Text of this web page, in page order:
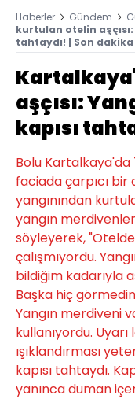
Haberler Gündem
kurtulan otelin
tahtaydı! | Son
aşçısı:
kapısı
Bolu Kartalkaya'da
faciada çarpıcı bir
yangınından
yangın
söyleyerek,
çalışmıyordu.
bildiğim kadarıyla
Başka hiç
Yangın merdiveni
kullanıyordu.
ışıklandırması
kapısı tahtaydı.
yanınca duman